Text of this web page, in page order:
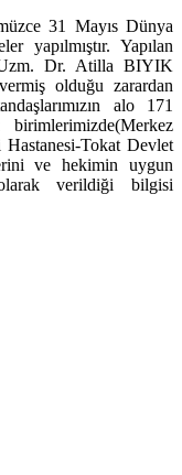
31 Mayıs Dünya
yapılmıştır. Yapılan
Dr. Atilla BIYIK
olduğu zarardan
alo 171
Tokat Devlet
ve hekimin uygun
verildiği bilgisi